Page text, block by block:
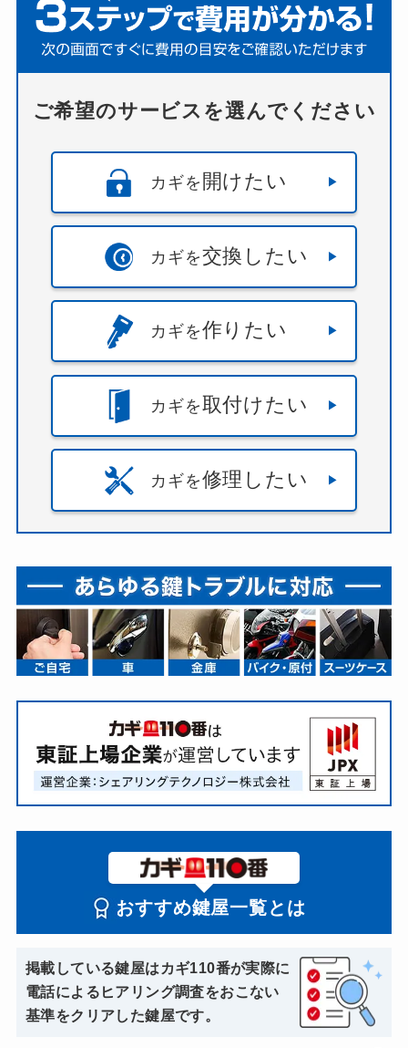
ご希望のサービスを選んでください
カギを 開けたい
カギを交換したい
カギを作りたい
カギを取付けたい
カギを修理したい
おすすめ鍵屋一覧とは
掲載している鍵屋はカギ110番が実際に
電話によるヒアリング調査をおこない
基準をクリアした鍵屋です。